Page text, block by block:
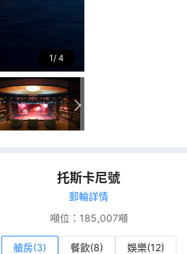
1 4
托斯卡尼號
郵輪詳情
噸位： 185,007噸
艙房(3) 餐飲(8) 娛樂(12)